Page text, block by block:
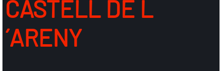
CASTELL DE L
´ARENY